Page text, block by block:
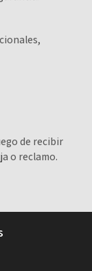
de recibir
o reclamo.